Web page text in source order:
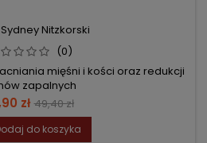
Nitzkorski
(0)
mięśni i kości oraz redukcji
zapalnych
zł Cena
podstawowa
49,40 zł
do koszyka